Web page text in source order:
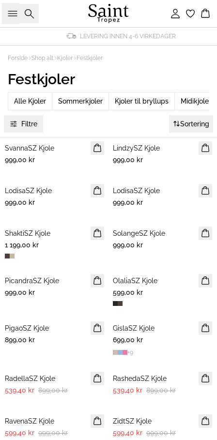
Søk Logg inn
LEVERING INNEN 4-6 VIRKEDAGER
Forside Shop alt Kjoler Festkjoler
Festkjoler
Alle Kjoler Sommerkjoler Kjoler til bryllups Midikjoler
Filtre Sortering
NYHET
SvannaSZ Kjole
999,00 kr
NYHET
LindzySZ Kjole
999,00 kr
NYHET
LodisaSZ Kjole
999,00 kr
NYHET
LodisaSZ Kjole
999,00 kr
NYHET
ShaktiSZ Kjole
1 199,00 kr
NYHET
SolangeSZ Kjole
999,00 kr
NYHET
PicandraSZ Kjole
999,00 kr
NYHET
OlaliaSZ Kjole
599,00 kr
NYHET
PigaoSZ Kjole
899,00 kr
GislaSZ Kjole
699,00 kr
+9
RadellaSZ Kjole
539,40 kr 899,00 kr
RashedaSZ Kjole
539,40 kr 899,00 kr
RavenaSZ Kjole
599,40 kr 999,00 kr
ZidtSZ Kjole
599,40 kr 999,00 kr